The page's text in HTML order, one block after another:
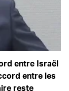
entre Israël
entre les
reste